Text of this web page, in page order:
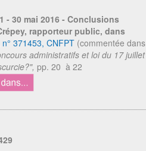
- 30 mai 2016 - Conclusions
rapporteur public, dans
371453, CNFPT (commentée dans
administratifs et loi du 17 juillet
pp. 20 à 22